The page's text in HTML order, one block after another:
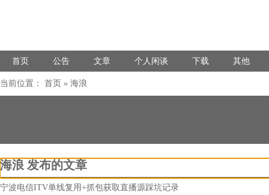
首页 公告 文章 个人闲谈 下载 其他
当前位置： 首页 » 海浪
海浪 发布的文章
宁波电信ITV单线复用+抓包获取直播源踩坑记录